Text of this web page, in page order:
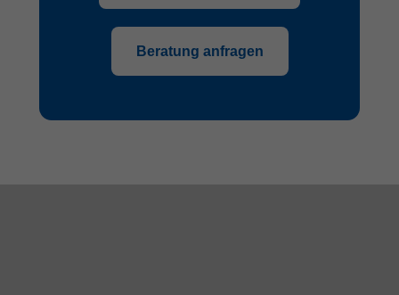
Beratung anfragen